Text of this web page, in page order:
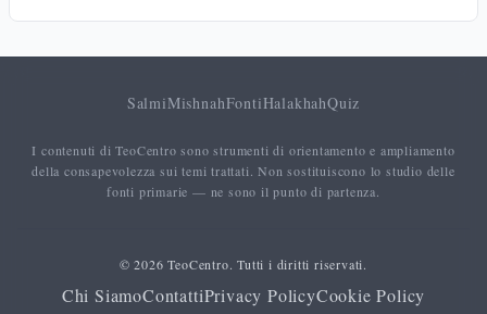
SalmiMishnahFontiHalakhahQuiz
I contenuti di TeoCentro sono strumenti di orientamento e ampliamento
della consapevolezza sui temi trattati. Non sostituiscono lo studio delle
fonti primarie — ne sono il punto di partenza.
© 2026 TeoCentro. Tutti i diritti riservati.
Chi SiamoContattiPrivacy PolicyCookie Policy